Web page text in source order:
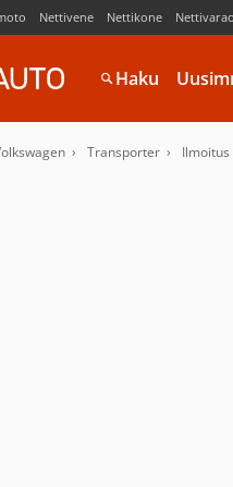
Nettivene Nettikone
Haku
Transporter Ilmoitus